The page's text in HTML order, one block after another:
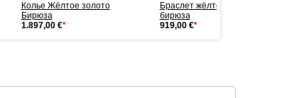
Колье Жёлтое золото
Бирюза
1.897,00 €*
Браслет жёлтое золото
бирюза
919,00 €*